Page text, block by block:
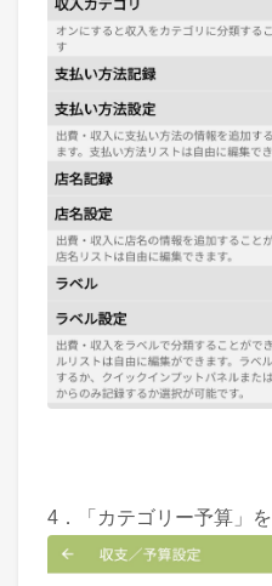
4．「カテゴリー予算」を